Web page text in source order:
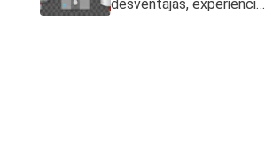
desventajas, experienci…